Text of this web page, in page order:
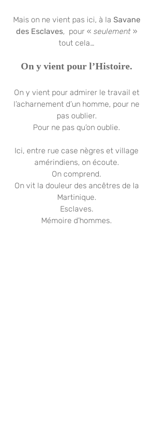
Mais on ne vient pas ici, à la Savane
des Esclaves,  pour « seulement »
tout cela…
On y vient pour l’Histoire.
On y vient pour admirer le travail et
l’acharnement d’un homme, pour ne
pas oublier.
Pour ne pas qu’on oublie.
Ici, entre rue case nègres et village
amérindiens, on écoute.
On comprend.
On vit la douleur des ancêtres de la
Martinique.
Esclaves.
Mémoire d’hommes.